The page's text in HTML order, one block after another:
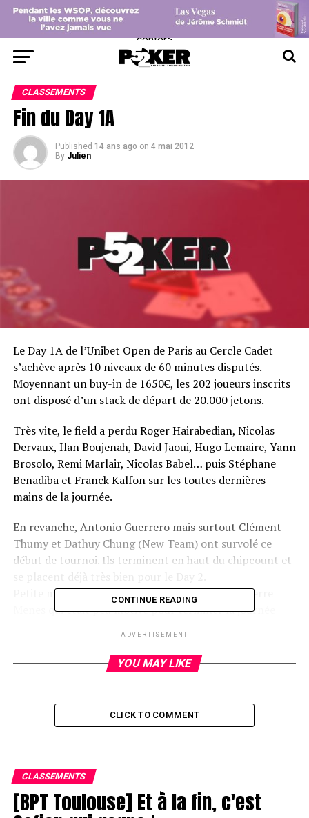
center>
CLASSEMENTS
Fin du Day 1A
Published 14 ans ago on 4 mai 2012
By Julien
Le Day 1A de l’Unibet Open de Paris au Cercle Cadet
s’achève après 10 niveaux de 60 minutes disputés.
Moyennant un buy-in de 1650€, les 202 joueurs inscrits
ont disposé d’un stack de départ de 20.000 jetons.
Très vite, le field a perdu Roger Hairabedian, Nicolas
Dervaux, Ilan Boujenah, David Jaoui, Hugo Lemaire, Yann
Brosolo, Remi Marlair, Nicolas Babel… puis Stéphane
Benadiba et Franck Kalfon sur les toutes dernières
mains de la journée.
En revanche, Antonio Guerrero mais surtout Clément
Thumy et Dathuy Chung (New Team) ont survolé ce
début de tournoi. Ils terminent en haut du chipcount et
Petite mention spéciale au journaliste sportif Pierre
Menes qui était peu motivé pour terminer la journée
CONTINUE READING
ADVERTISEMENT
YOU MAY LIKE
CLICK TO COMMENT
CLASSEMENTS
[BPT Toulouse] Et à la fin, c'est